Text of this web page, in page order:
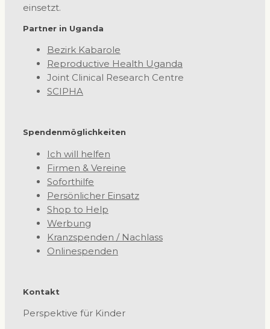
einsetzt.
Partner in Uganda
Bezirk Kabarole
Reproductive Health Uganda
Joint Clinical Research Centre
SCIPHA
Spendenmöglichkeiten
Ich will helfen
Firmen & Vereine
Soforthilfe
Persönlicher Einsatz
Shop to Help
Werbung
Kranzspenden / Nachlass
Onlinespenden
Kontakt
Perspektive für Kinder